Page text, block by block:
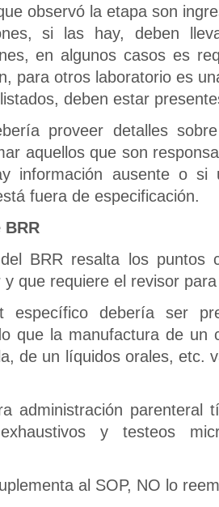
observó la etapa son
si las hay, deben
en algunos casos es
para otros laboratorio es
deben estar
proveer detalles
aquellos que son
información ausente o si
fuera de especificación.
BRR resalta los puntos
que requiere el revisor
específico debería ser
que la manufactura de un
de un líquidos orales, etc.
administración parenteral
y testeos
al SOP, NO lo